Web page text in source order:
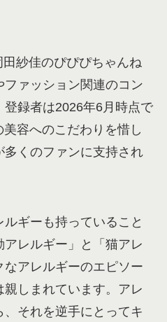
紗佳のぴぴぴちゃんね
ァッション関連のコン
録者は2026年6月時点で
容へのこだわりを惜し
くのファンに支持され
ギーも持っていること
レルギー」と「猫アレ
アレルギーのエピソー
親しまれています。アレ
それを逆手にとってキ